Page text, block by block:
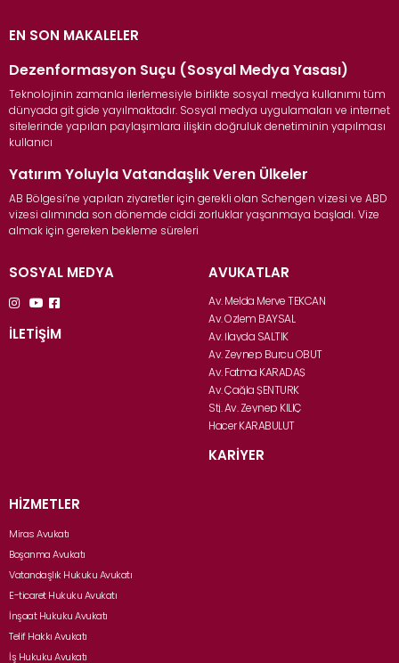
EN SON MAKALELER
Dezenformasyon Suçu (Sosyal Medya Yasası)
Teknolojinin zamanla ilerlemesiyle birlikte sosyal medya kullanımı tüm
dünyada git gide yayılmaktadır. Sosyal medya uygulamaları ve internet
sitelerinde yapılan paylaşımlara ilişkin doğruluk denetiminin yapılması
kullanıcı
Yatırım Yoluyla Vatandaşlık Veren Ülkeler
AB Bölgesi’ne yapılan ziyaretler için gerekli olan Schengen vizesi ve ABD
vizesi alımında son dönemde ciddi zorluklar yaşanmaya başladı. Vize
almak için gereken bekleme süreleri
SOSYAL MEDYA
İLETİŞİM
AVUKATLAR
Av. Melda Merve TEKCAN
Av. Özlem BAYSAL
Av. İlayda SALTIK
Av. Zeynep Burcu OBUT
Av. Fatma KARADAŞ
Av. Çağla ŞENTÜRK
Stj. Av. Zeynep KILIÇ
Hacer KARABULUT
KARİYER
HİZMETLER
Miras Avukatı
Boşanma Avukatı
Vatandaşlık Hukuku Avukatı
E-ticaret Hukuku Avukatı
İnşaat Hukuku Avukatı
Telif Hakkı Avukatı
İş Hukuku Avukatı